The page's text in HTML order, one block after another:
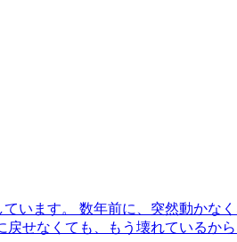
います。 数年前に、突然動かなく
せなくても、もう壊れているか